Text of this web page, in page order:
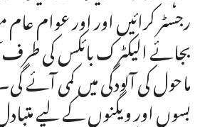
رجسٹر کرائیں اور اور عوام عام
بجائے الیکٹرک بائکس کی
ماحول کی آلودگی میں کمی آئے
بسوں اور ویگنوں کے لیے